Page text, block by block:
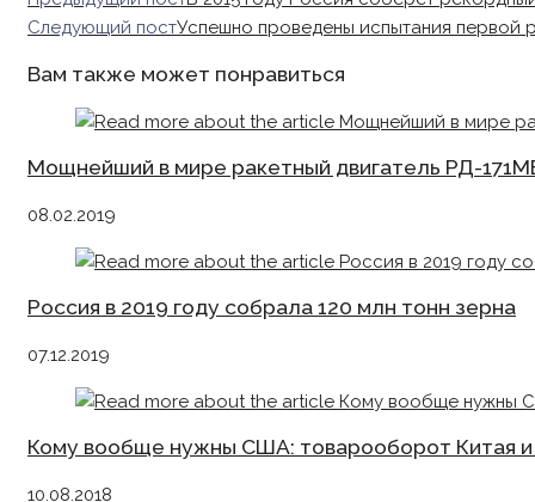
more
Следующий постУспешно проведены испытания
Вам также может понравиться
Мощнейший в мире ракетный двигатель РД-
08.02.2019
Россия в 2019 году собрала 120 млн тонн зерна
07.12.2019
Кому вообще нужны США: товарооборот Китая и
10.08.2018